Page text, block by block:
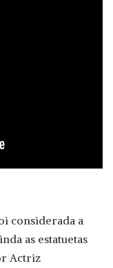
considerada a
as estatuetas
Actriz